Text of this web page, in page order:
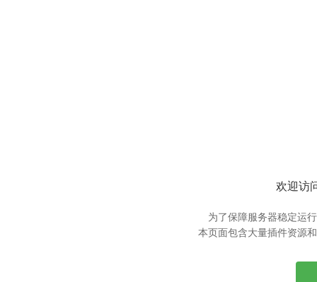
欢迎访
为了保障服务器稳定运
本页面包含大量插件资源